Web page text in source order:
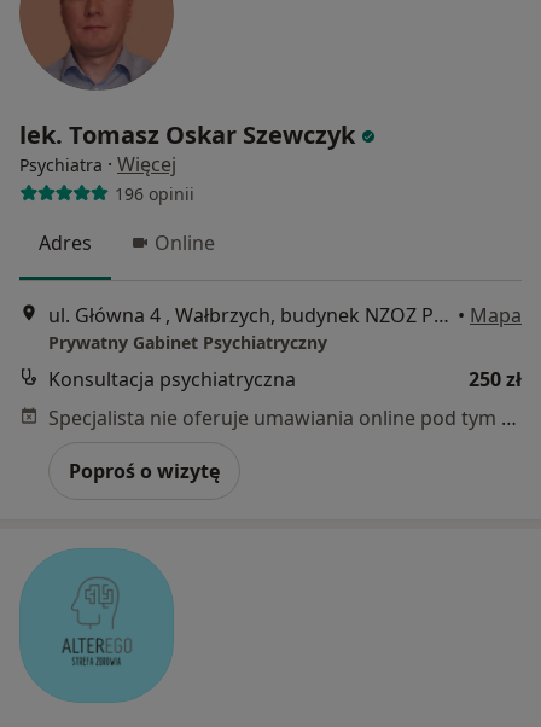
lek. Tomasz Oskar Szewczyk
Psychiatra · Więcej
196 opinii
Adres Online
ul. Główna 4 , Wałbrzych, budynek NZOZ Przychodnia Piaskowa Góra , gab. 334 , piętro 2, Wałbrzych • Mapa
Prywatny Gabinet Psychiatryczny
Konsultacja psychiatryczna
250 zł
Specjalista nie oferuje umawiania online pod tym adresem.
Poproś o wizytę